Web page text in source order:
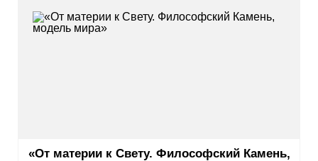
«От материи к Свету. Философский Камень,